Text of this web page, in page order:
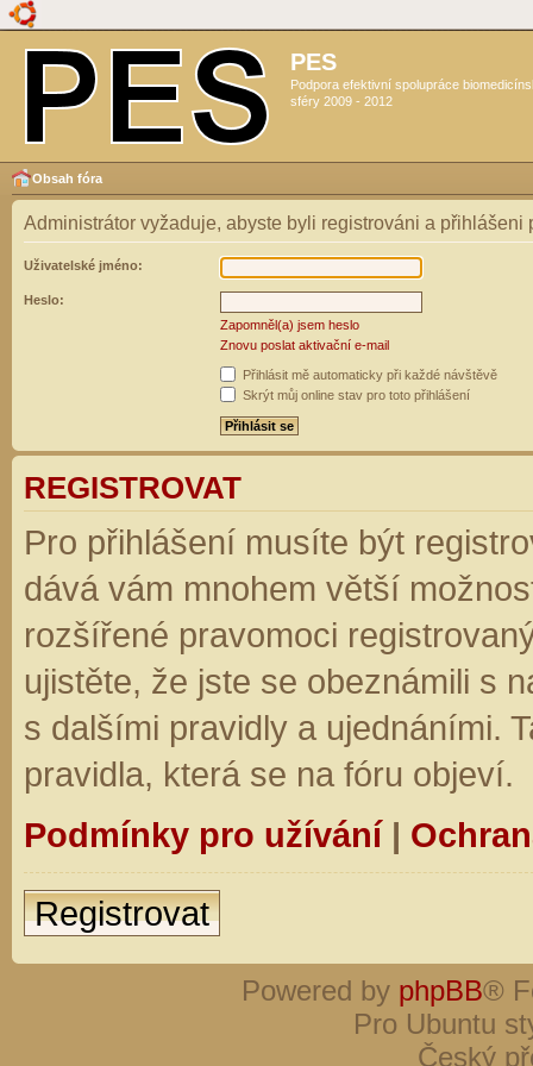
PES
Podpora efektivní spolupráce
sféry 2009 - 2012
Obsah fóra
Administrátor vyžaduje, abyste byli registrováni a přihlášeni
Uživatelské jméno:
Heslo:
Zapomněl(a) jsem heslo
Znovu poslat aktivační e-mail
Přihlásit mě automaticky při každé návštěvě
Skrýt můj online stav pro toto přihlášení
REGISTROVAT
Pro přihlášení musíte být
dává vám mnohem větší
rozšířené pravomoci
ujistěte, že jste se obeznámili s
s dalšími pravidly a ujednáními.
pravidla, která se na fóru objeví.
Podmínky pro užívání|
Registrovat
Powered by phpBB®
Pro Ubuntu
Český